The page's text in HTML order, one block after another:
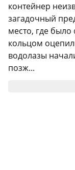
контейнер
загадочный
место, где
кольцом
водолазы
позж...